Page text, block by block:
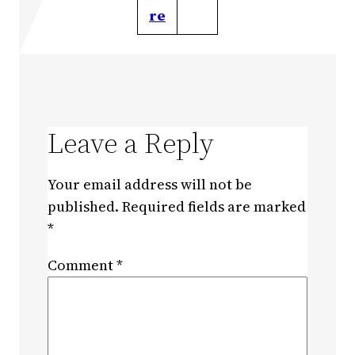
re
Leave a Reply
Your email address will not be
published. Required fields are marked
*
Comment*